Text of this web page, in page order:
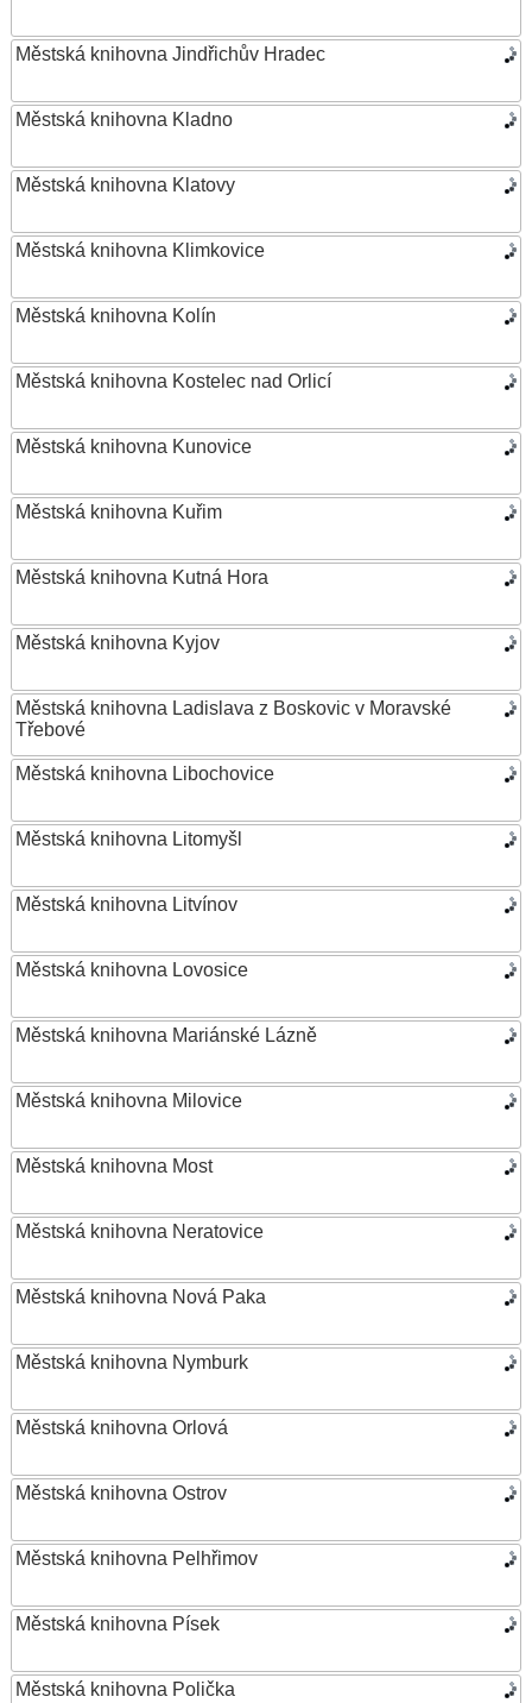
Městská knihovna Jindřichův Hradec
Městská knihovna Kladno
Městská knihovna Klatovy
Městská knihovna Klimkovice
Městská knihovna Kolín
Městská knihovna Kostelec nad Orlicí
Městská knihovna Kunovice
Městská knihovna Kuřim
Městská knihovna Kutná Hora
Městská knihovna Kyjov
Městská knihovna Ladislava z Boskovic v Moravské
Třebové
Městská knihovna Libochovice
Městská knihovna Litomyšl
Městská knihovna Litvínov
Městská knihovna Lovosice
Městská knihovna Mariánské Lázně
Městská knihovna Milovice
Městská knihovna Most
Městská knihovna Neratovice
Městská knihovna Nová Paka
Městská knihovna Nymburk
Městská knihovna Orlová
Městská knihovna Ostrov
Městská knihovna Pelhřimov
Městská knihovna Písek
Městská knihovna Polička